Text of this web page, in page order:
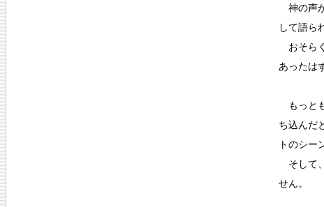
神の声
して語ら
おそら
あったは
もっと
ち込んだ
トのシー
そして
せん。